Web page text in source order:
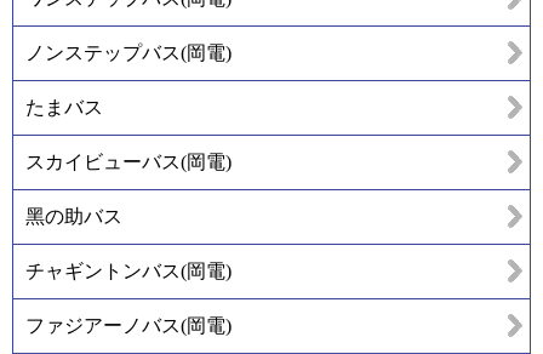
ノンステップバス(岡電)
たまバス
スカイビューバス(岡電)
黑の助バス
チャギントンバス(岡電)
ファジアーノバス(岡電)